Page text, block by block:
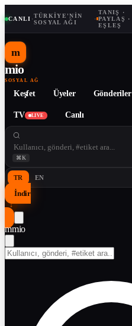
CANLI ·TÜRKIYE'NIN
SOSYAL AĞI
·
TANIŞ ·
PAYLAŞ ·
EŞLEŞ
m
mio
SOSYAL AĞ
Keşfet Üyeler Gönderiler
TV LIVE Canlı
⌘K
TR EN
İndir
↓
mmio